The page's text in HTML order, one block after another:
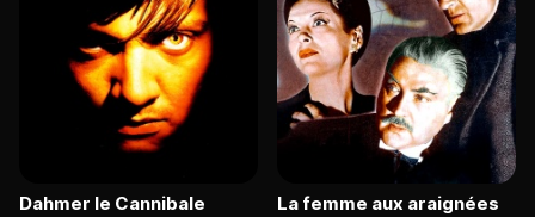
Dahmer le Cannibale La femme aux araignées